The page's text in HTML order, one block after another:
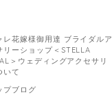
レ花嫁様御用達 ブライダルア
リーショップ＜STELLA
＞ウェディングアクセサリ
いて
プブログ